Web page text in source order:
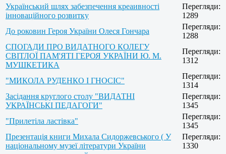
Український шлях забезпечення креаивності
інноваційного розвитку
Перегляди:
1289
До роковин Героя України Олеся Гончара
Перегляди:
1288
СПОГАДИ ПРО ВИДАТНОГО КОЛЕГУ
СВІТЛОЇ ПАМ'ЯТІ ГЕРОЯ УКРАЇНИ Ю. М.
МУШКЕТИКА
Перегляди:
1312
"МИКОЛА РУДЕНКО І ГНОСІС"
Перегляди:
1314
Засідання круглого столу "ВИДАТНІ
УКРАЇНСЬКІ ПЕДАГОГИ"
Перегляди:
1345
"Прилетіла ластівка"
Перегляди:
1345
Презентація книги Михала Сидоржевського ( У
національному музеї літератури України
Перегляди:
1330